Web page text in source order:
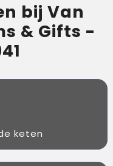
bij Van
& Gifts -
keten